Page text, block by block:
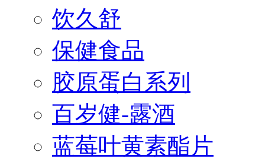
饮久舒
保健食品
胶原蛋白系列
百岁健-露酒
蓝莓叶黄素酯片